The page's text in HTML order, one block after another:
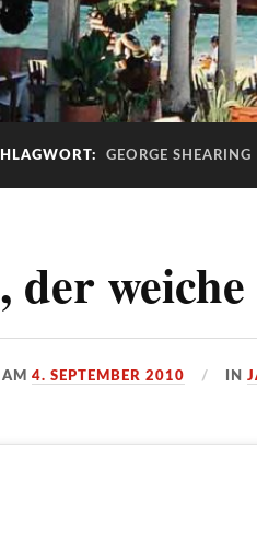
GEORGE SHEARING
AM4. SEPTEMBER 2010 IN